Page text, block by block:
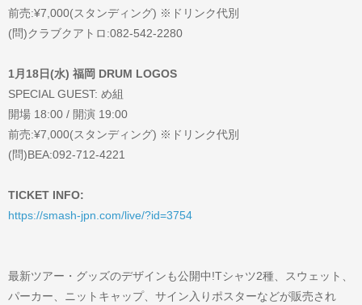
前売:¥7,000(スタンディング) ※ドリンク代別
(問)クラブクアトロ:082-542-2280
1月18日(水) 福岡 DRUM LOGOS
SPECIAL GUEST: め組
開場 18:00 / 開演 19:00
前売:¥7,000(スタンディング) ※ドリンク代別
(問)BEA:092-712-4221
TICKET INFO:
https://smash-jpn.com/live/?id=3754
最新ツアー・グッズのデザインも公開中!Tシャツ2種、スウェット、
パーカー、ニットキャップ、サイン入りポスターなどが販売され